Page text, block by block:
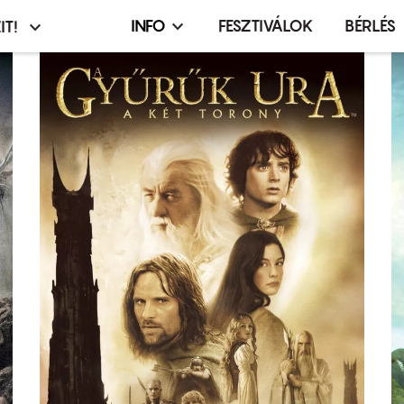
Infó,
esemény,
terembérlés
menü
INFO FESZTIVÁLOK BÉRLÉS